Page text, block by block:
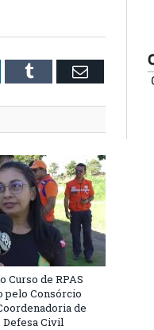
Tumblr Email
Curso de RPAS
pelo Consórcio
de
Defesa Civil